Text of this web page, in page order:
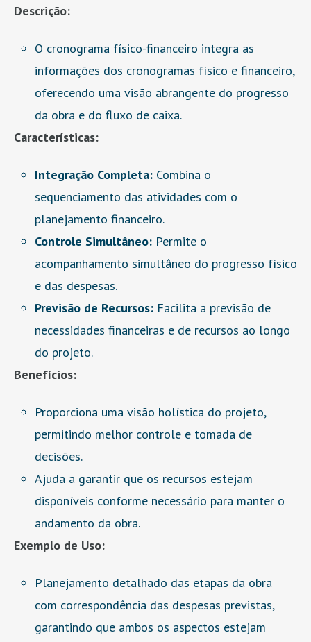
Descrição:
O cronograma físico-financeiro integra as
informações dos cronogramas físico e financeiro,
oferecendo uma visão abrangente do progresso
da obra e do fluxo de caixa.
Características:
Integração Completa: Combina o
sequenciamento das atividades com o
planejamento financeiro.
Controle Simultâneo: Permite o
acompanhamento simultâneo do progresso físico
e das despesas.
Previsão de Recursos: Facilita a previsão de
necessidades financeiras e de recursos ao longo
do projeto.
Benefícios:
Proporciona uma visão holística do projeto,
permitindo melhor controle e tomada de
decisões.
Ajuda a garantir que os recursos estejam
disponíveis conforme necessário para manter o
andamento da obra.
Exemplo de Uso:
Planejamento detalhado das etapas da obra
com correspondência das despesas previstas,
garantindo que ambos os aspectos estejam